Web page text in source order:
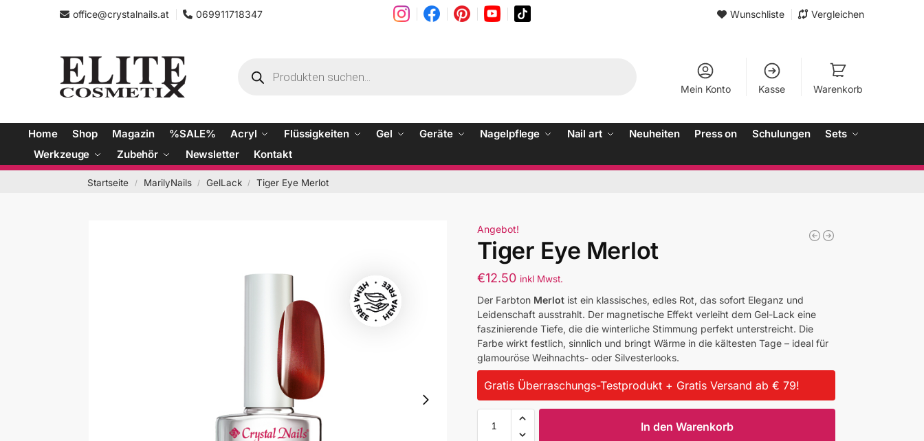
office@crystalnails.at 069911718347 Wunschliste Vergleichen
Mein Konto Kasse Warenkorb
Home Shop Magazin %SALE% Acryl Flüssigkeiten Gel Geräte Nagelpflege Nail art Neuheiten Press on Schulungen
Sets
Werkzeuge
Zubehör Newsletter Kontakt
Startseite / MarilyNails / GelLack / Tiger Eye Merlot
Angebot!
Tiger Eye Merlot
€12.50 inkl Mwst.
Der Farbton Merlotist ein klassisches, edles Rot, das sofort Eleganz und
Leidenschaft ausstrahlt. Der magnetische Effekt verleiht dem Gel-Lack eine
faszinierende Tiefe, die die winterliche Stimmung perfekt unterstreicht. Die
Farbe wirkt festlich, sinnlich und bringt Wärme in die kältesten Tage – ideal für
glamouröse Weihnachts- oder Silvesterlooks.
Gratis Überraschungs-Testprodukt + Gratis Versand ab € 79!
In den Warenkorb